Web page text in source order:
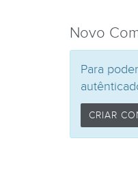
Novo
Para
CRIAR